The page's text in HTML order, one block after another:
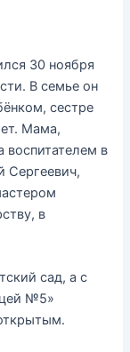
30 ноября
В семье он
сестре
Мама,
воспитателем в
Сергеевич,
в
сад, а с
№5»